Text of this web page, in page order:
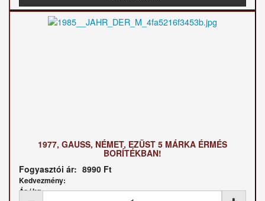
1977, GAUSS, NÉMET, EZÜST 5 MÁRKA ÉRMÉS
BORÍTÉKBAN!
Fogyasztói ár: 8990 Ft
Kedvezmény:
Ár / kg: